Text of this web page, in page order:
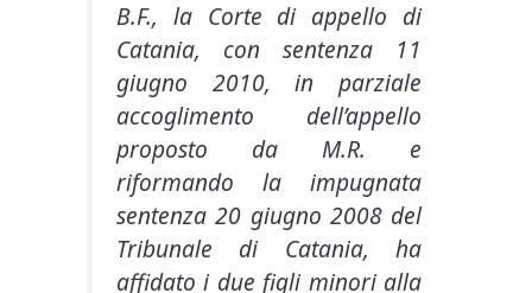
B.F., la Corte di appello di
Catania, con sentenza 11
giugno 2010, in parziale
accoglimento dell’appello
proposto da M.R. e
riformando la impugnata
sentenza 20 giugno 2008 del
Tribunale di Catania, ha
affidato i due figli minori alla